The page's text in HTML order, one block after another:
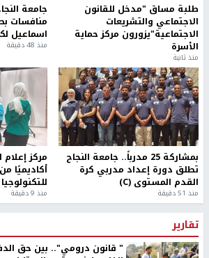
طلبة مساق "مدخل للقانون
الاجتماعي والتشريعات
الاجتماعية"يزورون مركز حماية
الأسرة
منذ ثانية
جامعة
منافسات
اسماعيل
منذ 48 دقيقة
بمشاركة 25 مدرباً.. جامعة النجاح
تطلق دورة إعداد مدربي كرة
القدم المستوى (C)
منذ 51 دقيقة
مركز
أكاديميًا
منذ 9 دقيقة
تقارير
" قانون درومي".. بين حق